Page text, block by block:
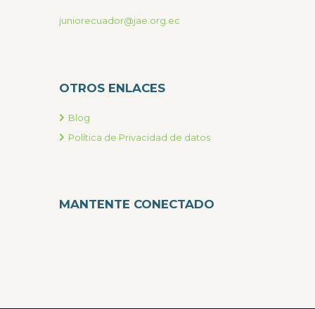
juniorecuador@jae.org.ec
OTROS ENLACES
Blog
Política de Privacidad de datos
MANTENTE CONECTADO